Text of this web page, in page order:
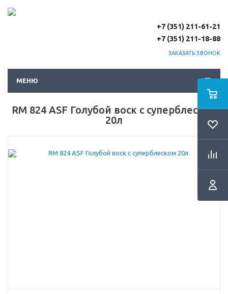
+7 (351) 211-61-21
+7 (351) 211-18-88
ЗАКАЗАТЬ ЗВОНОК
МЕНЮ
RM 824 ASF Голубой воск с суперблеском
20л